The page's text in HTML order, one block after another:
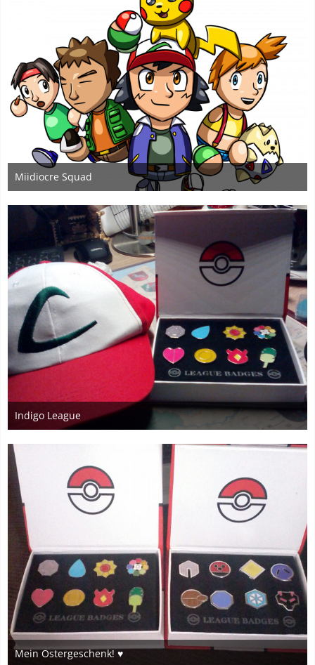
Miidiocre Squad
4. Januar 2019
2
Indigo League
20. Juli 2016
Mein Ostergeschenk! ♥